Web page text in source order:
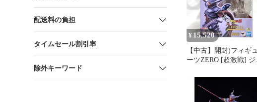
配送料の負担
タイムセール割引率
除外キーワード
¥15,520
【中古】開封)フィギ
ーツZERO [超激戦] ジ